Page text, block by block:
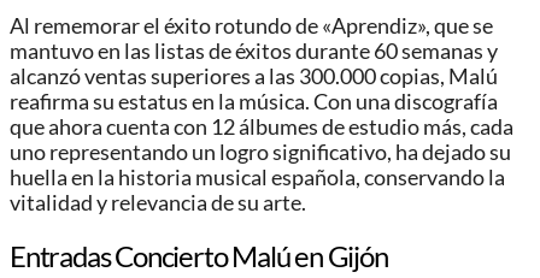
Al rememorar el éxito rotundo de «Aprendiz», que se
mantuvo en las listas de éxitos durante 60 semanas y
alcanzó ventas superiores a las 300.000 copias, Malú
reafirma su estatus en la música. Con una discografía
que ahora cuenta con 12 álbumes de estudio más, cada
uno representando un logro significativo, ha dejado su
huella en la historia musical española, conservando la
vitalidad y relevancia de su arte.
Entradas Concierto Malú en Gijón